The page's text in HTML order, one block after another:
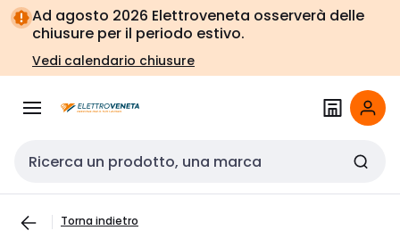
Vai alla
navigazione
Vai
alla
pagina
Ad agosto 2026 Elettroveneta osserverà delle
chiusure per il periodo estivo.
Vedi calendario chiusure
Cerca input
Torna indietro